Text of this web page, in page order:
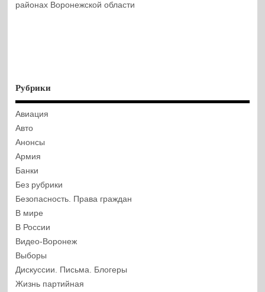
районах Воронежской области
Рубрики
Авиация
Авто
Анонсы
Армия
Банки
Без рубрики
Безопасность. Права граждан
В мире
В России
Видео-Воронеж
Выборы
Дискуссии. Письма. Блогеры
Жизнь партийная